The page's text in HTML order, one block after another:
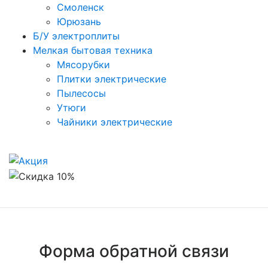
Смоленск
Юрюзань
Б/У электроплиты
Мелкая бытовая техника
Мясорубки
Плитки электрические
Пылесосы
Утюги
Чайники электрические
Форма обратной связи